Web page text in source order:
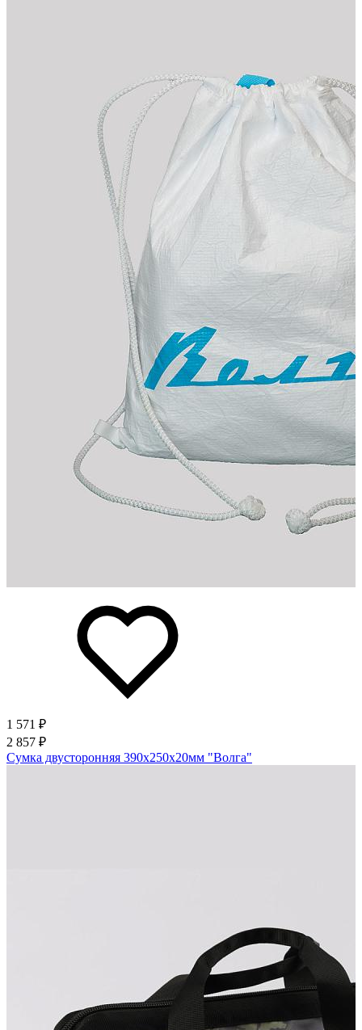
1 571 ₽
2 857 ₽
Сумка двусторонняя 390х250х20мм "Волга"